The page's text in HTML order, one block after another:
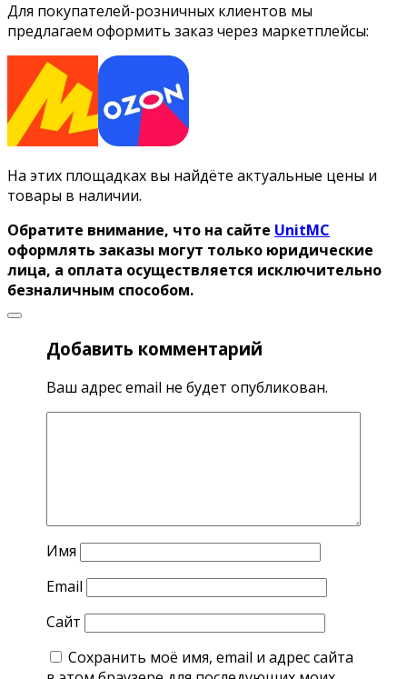
Для покупателей-розничных клиентов мы
предлагаем оформить заказ через маркетплейсы:
На этих площадках вы найдёте актуальные цены и
товары в наличии.
Обратите внимание, что на сайте UnitMC
оформлять заказы могут только юридические
лица, а оплата осуществляется исключительно
безналичным способом.
Добавить комментарий
Ваш адрес email не будет опубликован.
Имя
Email
Сайт
Сохранить моё имя, email и адрес сайта